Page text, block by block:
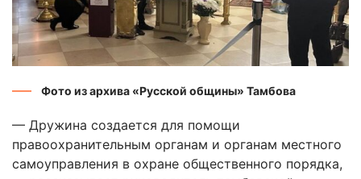
Фото из архива «Русской общины» Тамбова
— Дружина создается для помощи
правоохранительным органам и органам местного
самоуправления в охране общественного порядка,